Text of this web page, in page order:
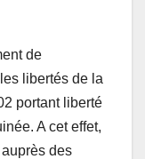
de
libertés de la
portant liberté
A cet effet,
des